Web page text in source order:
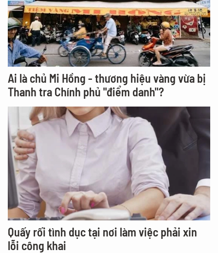
Ai là chủ Mi Hồng - thương hiệu vàng vừa bị
Thanh tra Chính phủ "điểm danh"?
Quấy rối tình dục tại nơi làm việc phải xin
lỗi công khai